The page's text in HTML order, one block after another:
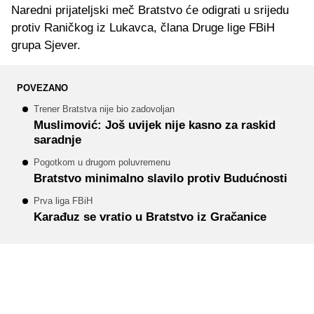
Naredni prijateljski meč Bratstvo će odigrati u srijedu
protiv Raničkog iz Lukavca, člana Druge lige FBiH
grupa Sjever.
POVEZANO
Trener Bratstva nije bio zadovoljan
Muslimović: Još uvijek nije kasno za raskid
saradnje
Pogotkom u drugom poluvremenu
Bratstvo minimalno slavilo protiv Budućnosti
Prva liga FBiH
Karađuz se vratio u Bratstvo iz Gračanice